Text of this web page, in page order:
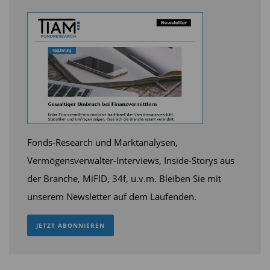
worden. Wer sehr langfristig denkt, sieht die
Entwicklung dieser Produktionskosten und deckt
sich rechtzeitig ein. Nur einmal so, um die
Dimension der Preissteigerung der
Produktionskosten zu verdeutlichen: Vor fünf
Jahren mussten die Minengesellschaften im
Durchschnitt nur 1.000 US-Dollar für die
Förderung einer Feinunze Gold aufwenden. Die
weltweit anziehende Inflation hinterlässt also
auch beim Goldpreis ihre Spuren und ist einer
von mehreren Gründen für die Goldrally des
Jahres 2025.
Zwar ist der Preis zuletzt von über 5.000 auf rund
Fonds-Research und Marktanalysen,
Vermögensverwalter-Interviews, Inside-Storys aus
der Branche, MiFID, 34f, u.v.m. Bleiben Sie mit
unserem Newsletter auf dem Laufenden.
JETZT ABONNIEREN